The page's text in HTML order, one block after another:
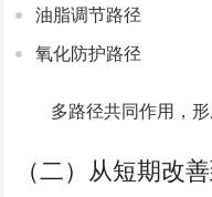
油脂调节路径
氧化防护路径
多路径共同作用，
（二）从短期改